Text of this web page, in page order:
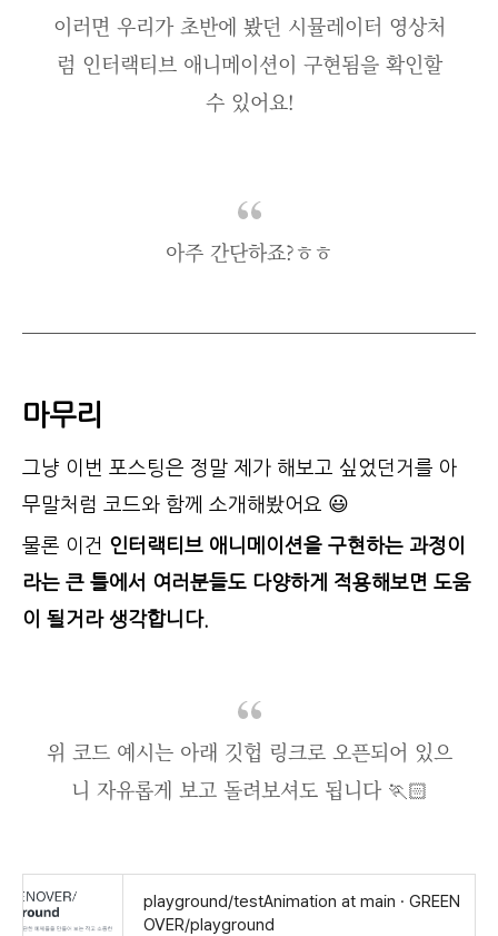
이러면 우리가 초반에 봤던 시뮬레이터 영상처
럼 인터랙티브 애니메이션이 구현됨을 확인할
수 있어요!
아주 간단하죠?ㅎㅎ
마무리
그냥 이번 포스팅은 정말 제가 해보고 싶었던거를 아
무말처럼 코드와 함께 소개해봤어요 😃
물론 이건 인터랙티브 애니메이션을 구현하는 과정이
라는 큰 틀에서 여러분들도 다양하게 적용해보면 도움
이 될거라 생각합니다.
위 코드 예시는 아래 깃헙 링크로 오픈되어 있으
니 자유롭게 보고 돌려보셔도 됩니다 🏃🏻
playground/testAnimation at main · GREEN
OVER/playground